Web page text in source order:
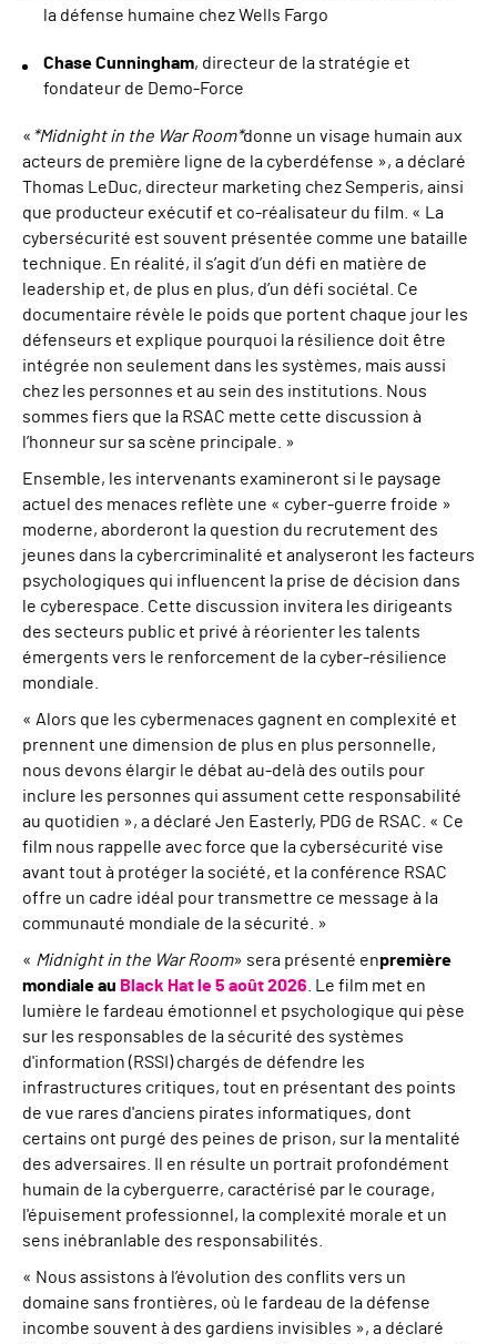
la défense humaine chez Wells Fargo
Chase Cunningham, directeur de la stratégie et
fondateur de Demo-Force
« *Midnight in the War Room*donne un visage humain aux
acteurs de première ligne de la cyberdéfense », a déclaré
Thomas LeDuc, directeur marketing chez Semperis, ainsi
que producteur exécutif et co-réalisateur du film. « La
cybersécurité est souvent présentée comme une bataille
technique. En réalité, il s’agit d’un défi en matière de
leadership et, de plus en plus, d’un défi sociétal. Ce
documentaire révèle le poids que portent chaque jour les
défenseurs et explique pourquoi la résilience doit être
intégrée non seulement dans les systèmes, mais aussi
chez les personnes et au sein des institutions. Nous
sommes fiers que la RSAC mette cette discussion à
l’honneur sur sa scène principale. »
Ensemble, les intervenants examineront si le paysage
actuel des menaces reflète une « cyber-guerre froide »
moderne, aborderont la question du recrutement des
jeunes dans la cybercriminalité et analyseront les facteurs
psychologiques qui influencent la prise de décision dans
le cyberespace. Cette discussion invitera les dirigeants
des secteurs public et privé à réorienter les talents
émergents vers le renforcement de la cyber-résilience
mondiale.
« Alors que les cybermenaces gagnent en complexité et
prennent une dimension de plus en plus personnelle,
nous devons élargir le débat au-delà des outils pour
inclure les personnes qui assument cette responsabilité
au quotidien », a déclaré Jen Easterly, PDG de RSAC. « Ce
film nous rappelle avec force que la cybersécurité vise
avant tout à protéger la société, et la conférence RSAC
offre un cadre idéal pour transmettre ce message à la
communauté mondiale de la sécurité. »
« Midnight in the War Room» sera présenté enpremière
mondiale au Black Hat le 5 août 2026 . Le film met en
lumière le fardeau émotionnel et psychologique qui pèse
sur les responsables de la sécurité des systèmes
d'information (RSSI) chargés de défendre les
infrastructures critiques, tout en présentant des points
de vue rares d'anciens pirates informatiques, dont
certains ont purgé des peines de prison, sur la mentalité
des adversaires. Il en résulte un portrait profondément
humain de la cyberguerre, caractérisé par le courage,
l'épuisement professionnel, la complexité morale et un
sens inébranlable des responsabilités.
« Nous assistons à l’évolution des conflits vers un
domaine sans frontières, où le fardeau de la défense
incombe souvent à des gardiens invisibles », a déclaré